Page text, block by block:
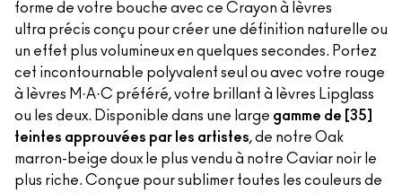
forme de votre bouche avec ce Crayon à lèvres
ultra précis conçu pour créer une définition naturelle ou
un effet plus volumineux en quelques secondes. Portez
cet incontournable polyvalent seul ou avec votre rouge
à lèvres M·A·C préféré, votre brillant à lèvres Lipglass
ou les deux. Disponible dans une large gamme de [35]
teintes approuvées par les artistes, de notre Oak
marron-beige doux le plus vendu à notre Caviar noir le
plus riche. Conçue pour sublimer toutes les couleurs de